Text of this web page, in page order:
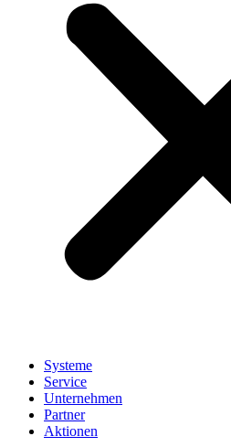
Systeme
Service
Unternehmen
Partner
Aktionen